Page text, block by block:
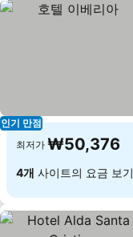
인기 만점
최저가 ₩50,376
4개 사이트의 요금 보기